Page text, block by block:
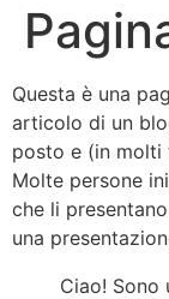
Questa è una
articolo di un
posto e (in molti
Molte persone
che li
una
Ciao!